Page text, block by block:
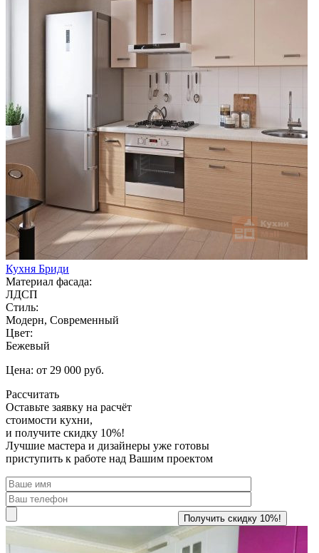
Кухня Бриди
Материал фасада:
ЛДСП
Стиль:
Модерн, Современный
Цвет:
Бежевый
Цена: от 29 000 руб.
Рассчитать
Оставьте заявку на расчёт
стоимости кухни,
и получите скидку 10%!
Лучшие мастера и дизайнеры уже готовы
приступить к работе над Вашим проектом